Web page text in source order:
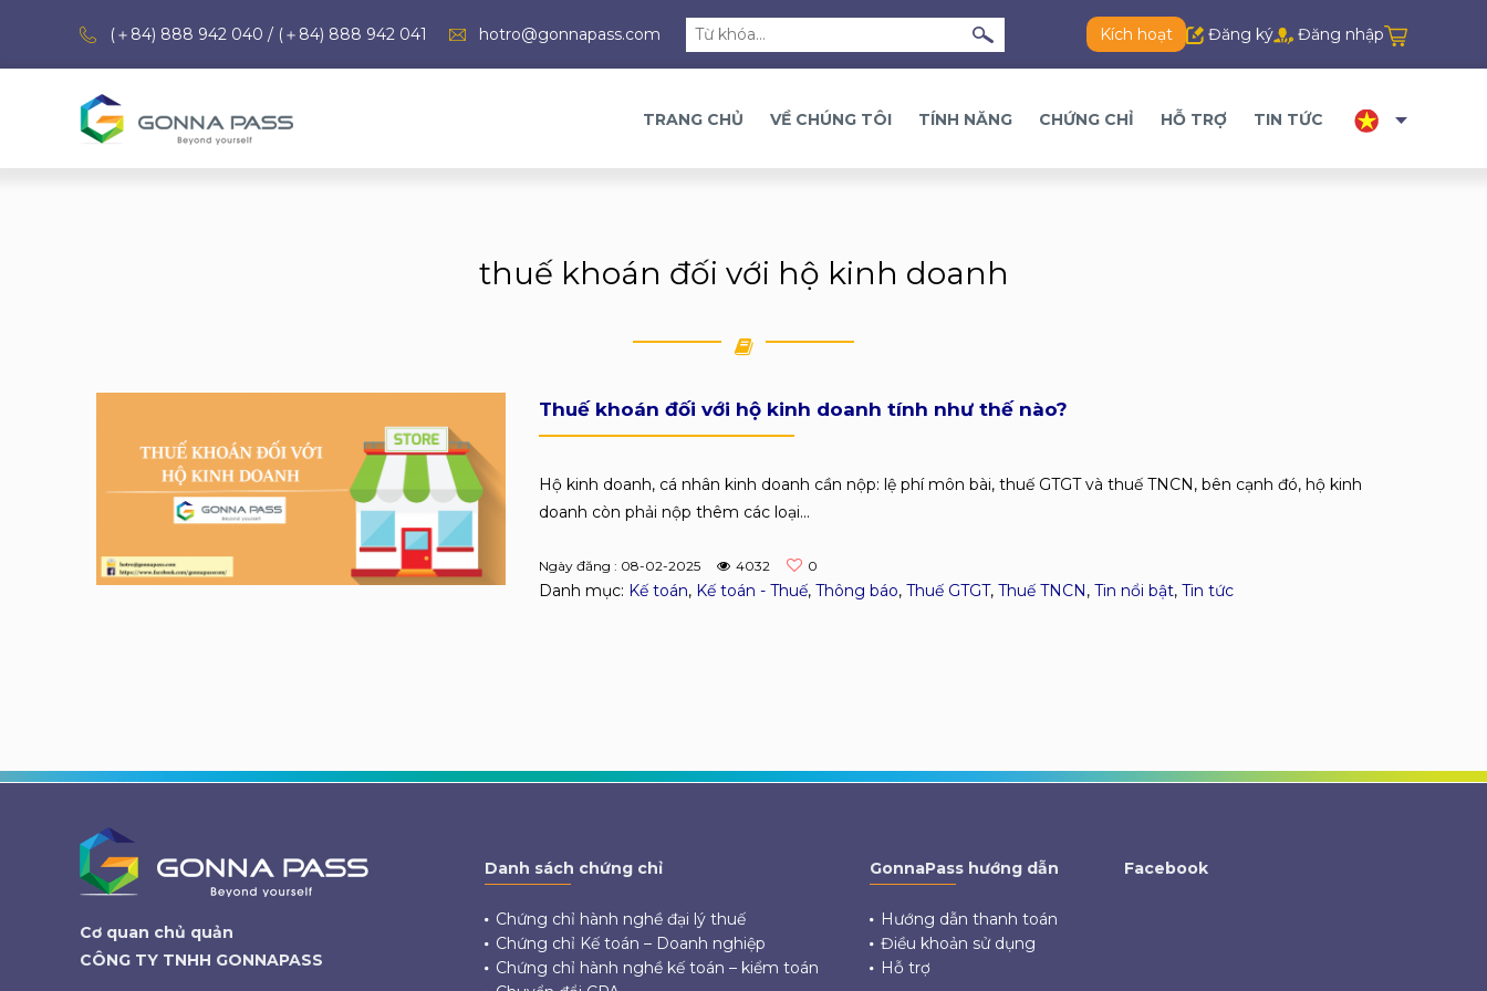
(＋84) 888 942 040 / (＋84) 888 942 041 hotro@gonnapass.com Kích hoạt Đăng ký Đăng nhập
TRANG CHỦ VỀ CHÚNG TÔI TÍNH NĂNG CHỨNG CHỈ HỖ TRỢ TIN TỨC
thuế khoán đối với hộ kinh doanh
Thuế khoán đối với hộ kinh doanh tính như thế nào?
Hộ kinh doanh, cá nhân kinh doanh cần nộp: lệ phí môn bài, thuế GTGT và thuế TNCN, bên cạnh đó, hộ kinh
doanh còn phải nộp thêm các loại...
Ngày đăng : 08-02-2025 4032 0
Danh mục: Kế toán, Kế toán - Thuế, Thông báo, Thuế GTGT, Thuế TNCN, Tin nổi bật, Tin tức
Cơ quan chủ quản
CÔNG TY TNHH GONNAPASS
Danh sách chứng chỉ
Chứng chỉ hành nghề đại lý thuế
Chứng chỉ Kế toán – Doanh nghiệp
Chứng chỉ hành nghề kế toán – kiểm toán
GonnaPass hướng dẫn
Hướng dẫn thanh toán
Điều khoản sử dụng
Hỗ trợ
Facebook